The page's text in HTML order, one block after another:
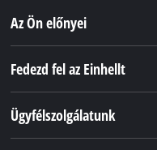
Az Ön előnyei
Fedezd fel az Einhellt
Ügyfélszolgálatunk